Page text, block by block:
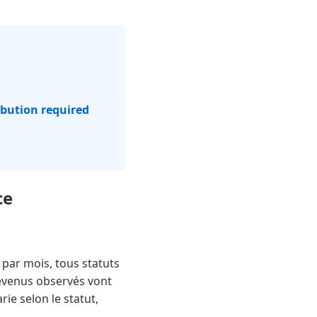
required
mois, tous statuts
observés vont
selon le statut,